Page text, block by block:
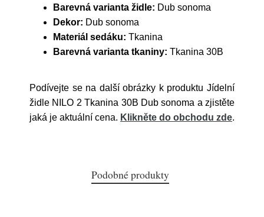
Barevná varianta židle: Dub sonoma
Dekor: Dub sonoma
Materiál sedáku: Tkanina
Barevná varianta tkaniny: Tkanina 30B
Podívejte se na další obrázky k produktu Jídelní
židle NILO 2 Tkanina 30B Dub sonoma a zjistěte
jaká je aktuální cena. Klikněte do obchodu zde.
Podobné produkty